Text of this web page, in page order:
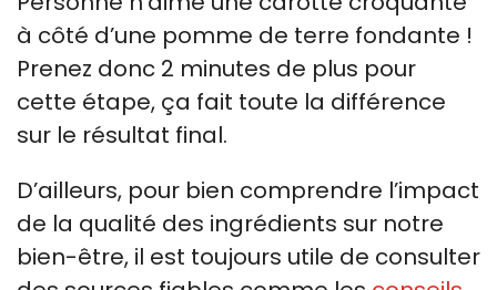
à côté d’une pomme de terre fondante !
Prenez donc 2 minutes de plus pour
cette étape, ça fait toute la différence
sur le résultat final.
D’ailleurs, pour bien comprendre l’impact
de la qualité des ingrédients sur notre
bien-être, il est toujours utile de consulter